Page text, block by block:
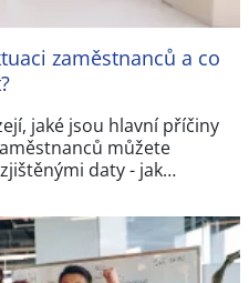
zaměstnanců a co
jaké jsou hlavní příčiny
můžete
daty - jak…